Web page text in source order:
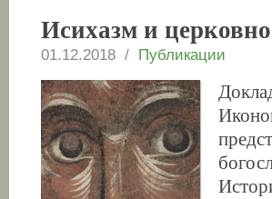
Исихазм и
01.12.2018 / Публикации